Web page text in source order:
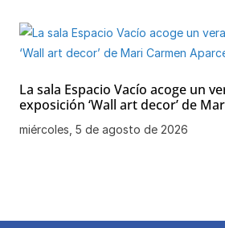
La sala Espacio Vacío acoge un
exposición ‘Wall art decor’ de
miércoles, 5 de agosto de 2026